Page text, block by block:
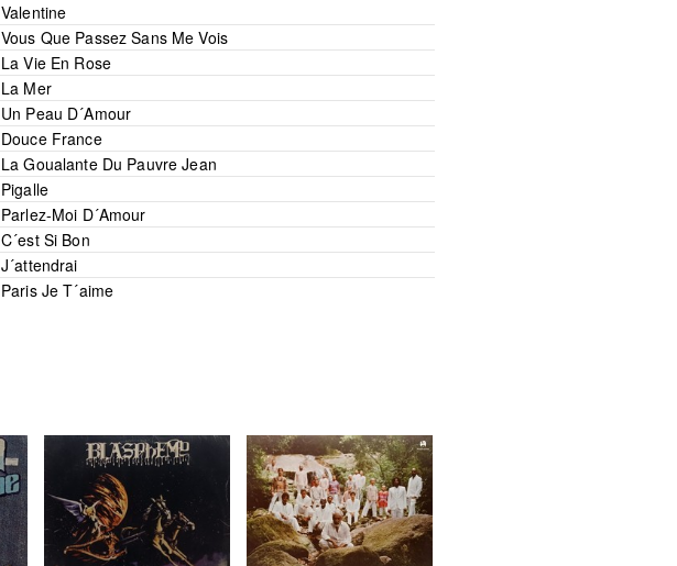
Valentine
Vous Que Passez Sans Me Vois
La Vie En Rose
La Mer
Un Peau D´Amour
Douce France
La Goualante Du Pauvre Jean
Pigalle
Parlez-Moi D´Amour
C´est Si Bon
J´attendrai
Paris Je T´aime